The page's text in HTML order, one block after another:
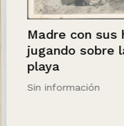
Madre con sus hijos
jugando sobre la
playa
Sin información